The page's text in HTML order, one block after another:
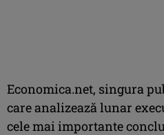
Economica.net, singura
care analizează lunar
cele mai importante